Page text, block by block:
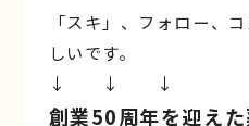
「スキ」、フォロー、
しいです。
↓ ↓ ↓
創業50周年を迎え